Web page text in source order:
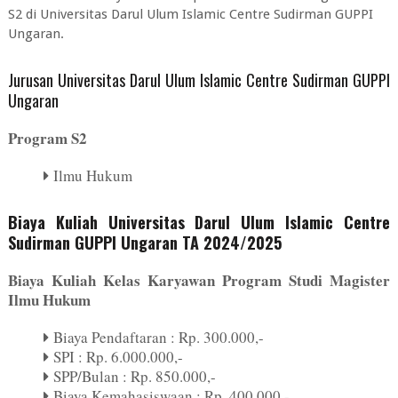
S2 di Universitas Darul Ulum Islamic Centre Sudirman GUPPI
Ungaran.
Jurusan Universitas Darul Ulum Islamic Centre Sudirman GUPPI
Ungaran
Program S2
Ilmu Hukum
Biaya Kuliah Universitas Darul Ulum Islamic Centre
Sudirman GUPPI Ungaran TA 2024/2025
Biaya Kuliah Kelas Karyawan Program Studi Magister
Ilmu Hukum
Biaya Pendaftaran : Rp. 300.000,-
SPI : Rp. 6.000.000,-
SPP/Bulan : Rp. 850.000,-